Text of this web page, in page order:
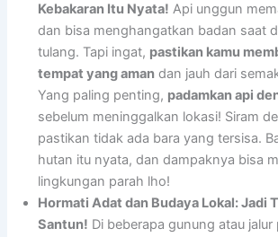
Kebakaran Itu Nyata! Api unggun
dan bisa menghangatkan badan saat
tulang. Tapi ingat, pastikan kamu
tempat yang aman dan jauh dari
Yang paling penting, padamkan api
sebelum meninggalkan lokasi! Siram
pastikan tidak ada bara yang tersisa.
hutan itu nyata, dan dampaknya bisa
lingkungan parah lho!
Hormati Adat dan Budaya Lokal: Jadi
Santun! Di beberapa gunung atau